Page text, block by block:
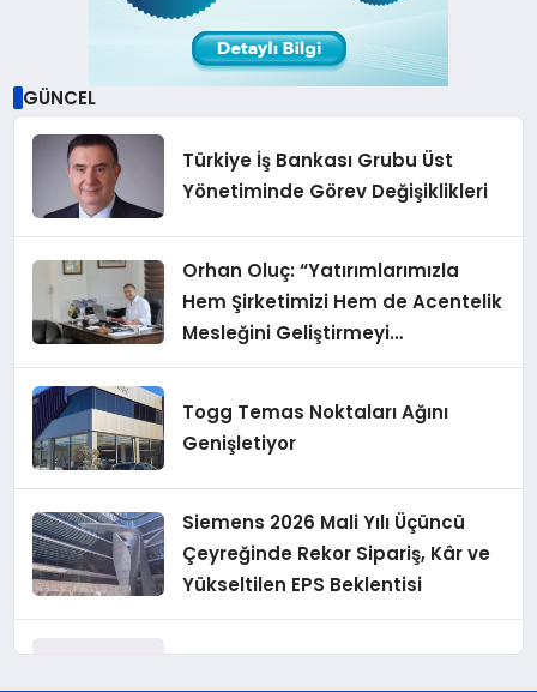
GÜNCEL
Türkiye İş Bankası Grubu Üst
Yönetiminde Görev Değişiklikleri
Orhan Oluç: “Yatırımlarımızla
Hem Şirketimizi Hem de Acentelik
Mesleğini Geliştirmeyi
Hedefliyoruz”
Togg Temas Noktaları Ağını
Genişletiyor
Siemens 2026 Mali Yılı Üçüncü
Çeyreğinde Rekor Sipariş, Kâr ve
Yükseltilen EPS Beklentisi